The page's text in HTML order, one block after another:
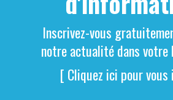
Inscrivez-vous
notre actualité dans votre
[ Cliquez ici pour